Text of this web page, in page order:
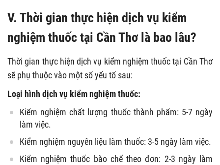
V. Thời gian thực hiện dịch vụ kiểm
nghiệm thuốc tại Cần Thơ là bao lâu?
Thời gian thực hiện dịch vụ kiểm nghiệm thuốc tại Cần Thơ
sẽ phụ thuộc vào một số yếu tố sau:
Loại hình dịch vụ kiểm nghiệm thuốc:
Kiểm nghiệm chất lượng thuốc thành phẩm: 5-7 ngày
làm việc.
Kiểm nghiệm nguyên liệu làm thuốc: 3-5 ngày làm việc.
Kiểm nghiệm thuốc bào chế theo đơn: 2-3 ngày làm